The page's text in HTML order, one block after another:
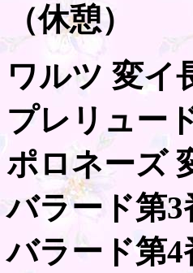
（休憩）
ワルツ 変イ
プレリュー
ポロネーズ
バラード第3
バラード第4